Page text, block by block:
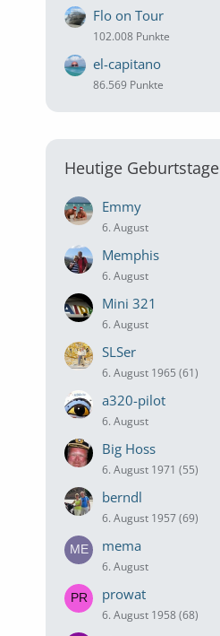
Flo on Tour
102.008 Punkte
el-capitano
86.569 Punkte
Heutige Geburtstage
Emmy
6. August
Memphis
6. August
Mini 321
6. August
SLSer
6. August 1965 (61)
a320-pilot
6. August
Big Hoss
6. August 1971 (55)
berndl
6. August 1957 (69)
mema
6. August
prowat
6. August 1958 (68)